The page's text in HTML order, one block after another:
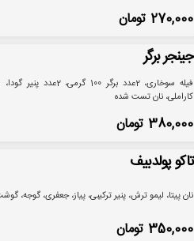
270,000 تومان
جینجر برگر
فیله سوخاری، 2عدد برگر
کاراملی، نان تست شده
380,000 تومان
تاکو پولدبیف
نان پیتا، لیمو ترش، پنیر ترکیبی، پیاز، جعفری، گوجه،
350,000 تومان